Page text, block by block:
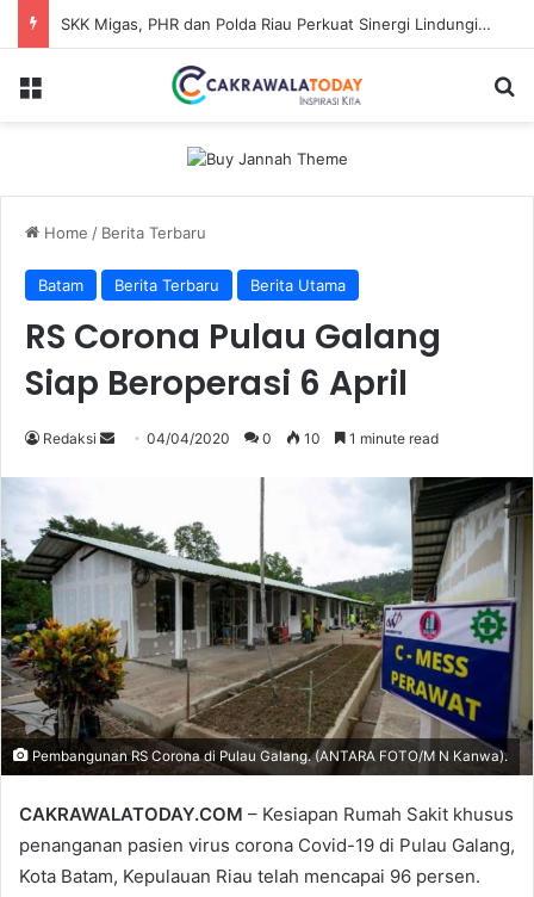
SKK Migas, PHR dan Polda Riau Perkuat Sinergi Lindungi Aset Negara demi Menjaga Ketahanan Energi Nasional
Menu
Home / Berita Terbaru
Batam Berita Terbaru Berita Utama
RS Corona Pulau Galang
Siap Beroperasi 6 April
Redaksi
Send04/04/2020 0 10 1 minute read
Pembangunan RS Corona di Pulau Galang. (ANTARA FOTO/M N Kanwa).
CAKRAWALATODAY.COM – Kesiapan Rumah Sakit khusus
penanganan pasien virus corona Covid-19 di Pulau Galang,
Kota Batam, Kepulauan Riau telah mencapai 96 persen.